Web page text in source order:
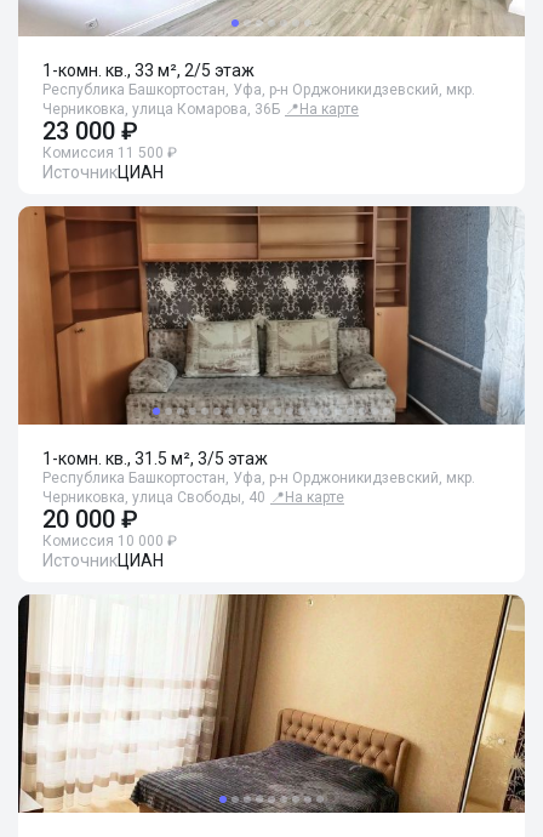
1-комн. кв., 33 м², 2/5 этаж
Республика Башкортостан, Уфа, р-н Орджоникидзевский, мкр.
Черниковка, улица Комарова, 36Б 📍 На карте
23 000 ₽
Комиссия 11 500 ₽
ИсточникЦИАН
1-комн. кв., 31.5 м², 3/5 этаж
Республика Башкортостан, Уфа, р-н Орджоникидзевский, мкр.
Черниковка, улица Свободы, 40 📍 На карте
20 000 ₽
Комиссия 10 000 ₽
ИсточникЦИАН